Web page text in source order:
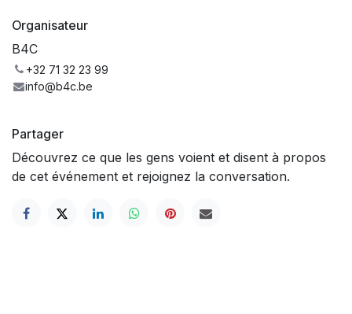
Organisateur
B4C
+32 71 32 23 99
info@b4c.be
Partager
Découvrez ce que les gens voient et disent à propos
de cet événement et rejoignez la conversation.